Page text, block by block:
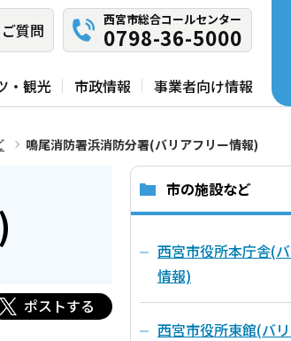
質問
西宮市総合コールセンター
0798-36-5000
・観光 市政情報 事業者向け情報
鳴尾消防署浜消防分署(バリアフリー情報)
ポストする
市の施設など
西宮市役所本庁舎(
情報)
西宮市役所東館(バ